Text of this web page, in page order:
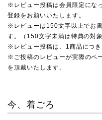
※レビュー投稿は会員限定にな
登録をお願いいたします。
※レビューは150文字以上でお
す。（150文字未満は特典の対
※レビュー投稿は、1商品につき
※ご投稿のレビューが実際のペ
を頂戴いたします。
今、着ごろ